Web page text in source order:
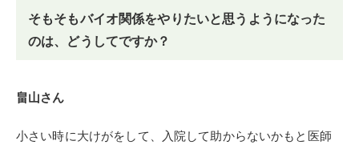
そもそもバイオ関係をやりたいと思うようになった
のは、どうしてですか？
畠山さん
小さい時に大けがをして、入院して助からないかもと医師